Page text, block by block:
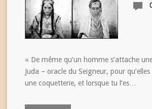
« De même qu’un homme s’attache
Juda – oracle du Seigneur, pour
une coquetterie, et lorsque tu l’es…